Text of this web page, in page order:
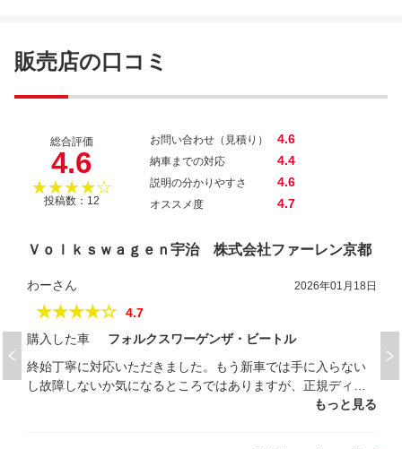
販売店の口コミ
総合評価
4.6
★★★★☆
投稿数：12
お問い合わせ（見積り） 4.6
納車までの対応 4.4
説明の分かりやすさ 4.6
オススメ度 4.7
Ｖｏｌｋｓｗａｇｅｎ宇治 株式会社ファーレン京都
わーさん 2026年01月18日
★★★★☆
4.7
購入した車
フォルクスワーゲンザ・ビートル
終始丁寧に対応いただきました。もう新車では手に入らない
し故障しないか気になるところではありますが、正規ディー
ラーの保証もありこの車に決めました。まだ納車まで暫くか
もっと見る